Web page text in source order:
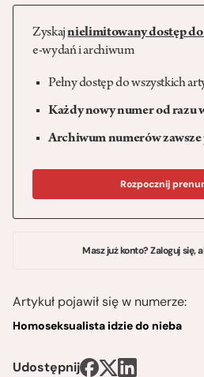
Zyskajnielimitowany dostęp
e-wydań i archiwum
Pełny dostęp do wszystkich
Każdy nowy numer od razu
Archiwum numerów zawsze
Rozpocznij
Masz już konto? Zaloguj się,
Artykuł pojawił się w numerze:
Homoseksualista idzie do nieba
Udostępnij